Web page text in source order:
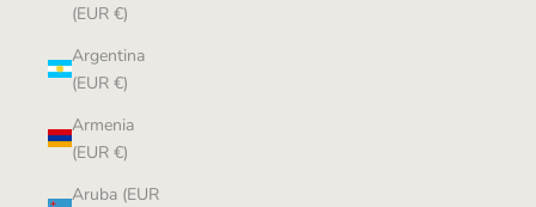
(EUR €)
Argentina
(EUR €)
Armenia
(EUR €)
Aruba (EUR